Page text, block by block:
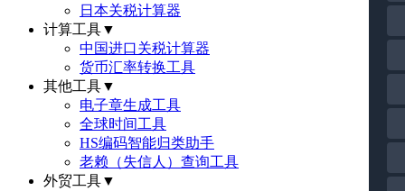
日本关税计算器
计算工具▼
中国进口关税计算器
货币汇率转换工具
其他工具▼
电子章生成工具
全球时间工具
HS编码智能归类助手
老赖（失信人）查询工具
外贸工具▼